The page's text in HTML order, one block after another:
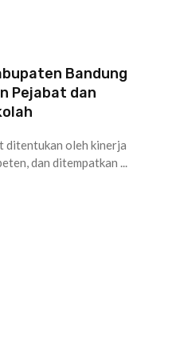
Bandung
Pejabat dan
ditentukan oleh kinerja
dan ditempatkan ...